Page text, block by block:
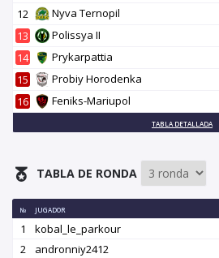
12
Nyva Ternopil
13
Polissya II
14
Prykarpattia
15
Probiy Horodenka
16
Feniks-Mariupol
TABLA DETALLADA
TABLA DE RONDA
№ JUGADOR
1 kobal_le_parkour
2
andronniy2412